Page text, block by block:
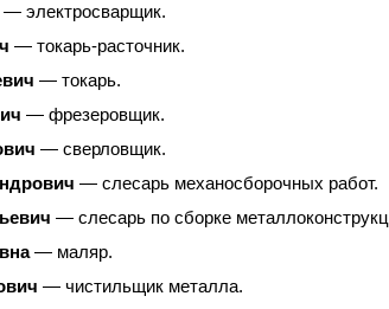
— электросварщик.
— токарь-расточник.
— токарь.
— фрезеровщик.
— сверловщик.
— слесарь механосборочных работ.
— слесарь по сборке
— маляр.
— чистильщик металла.